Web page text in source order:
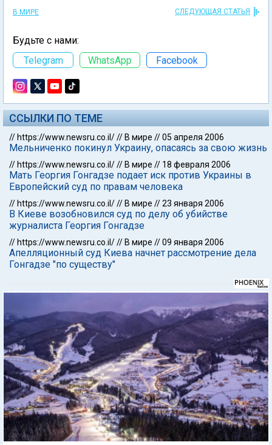
В МИРЕ СЛЕДУЮЩАЯ СТАТЬЯ
Будьте с нами:
Telegram
WhatsApp Facebook
ССЫЛКИ ПО ТЕМЕ
// https://www.newsru.co.il/// В мире //05 апреля 2006
Мельниченко покинул Украину, опасаясь за свою жизнь
// https://www.newsru.co.il/// В мире // 18 февраля 2006
Мать Георгия Гонгадзе подает иск против Украины в
Европейский суд по правам человека
// https://www.newsru.co.il/// В мире //23 января 2006
В Киеве возобновился суд по делу об убийстве
журналиста Георгия Гонгадзе
// https://www.newsru.co.il/// В мире //09 января 2006
Апелляционный суд Киева начнет рассмотрение дела
Гонгадзе "по существу"